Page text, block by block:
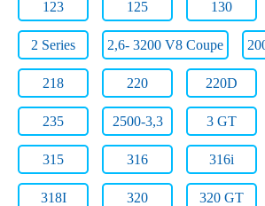
123 125 130
2 Series 2,6- 3200 V8 Coupe
218 220 220D
235 2500-3,3 3 GT
315 316 316i
318I 320 320 GT